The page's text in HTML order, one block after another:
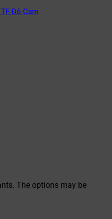
Đỏ Cam
The options may be